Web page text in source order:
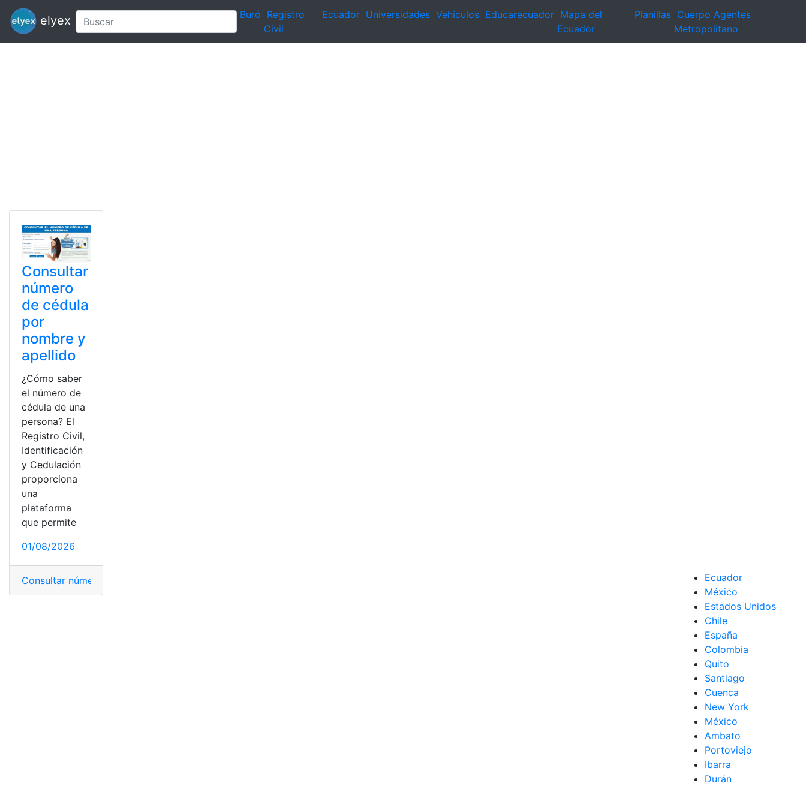
elyex Buró Registro
Civil
Ecuador Universidades Vehículos Educarecuador Mapa del
Ecuador
Planillas Cuerpo Agentes
Metropolitano
Consultar
número
de cédula
por
nombre y
apellido
¿Cómo saber
el número de
cédula de una
persona? El
Registro Civil,
Identificación
y Cedulación
proporciona
una
plataforma
que permite
01/08/2026
Consultar número de cédula
Ecuador
México
Estados Unidos
Chile
España
Colombia
Quito
Santiago
Cuenca
New York
México
Ambato
Portoviejo
Ibarra
Durán